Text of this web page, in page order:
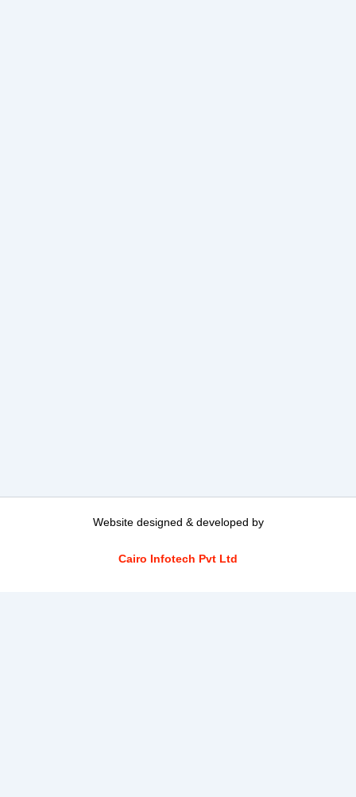
Website designed & developed by
Cairo Infotech Pvt Ltd